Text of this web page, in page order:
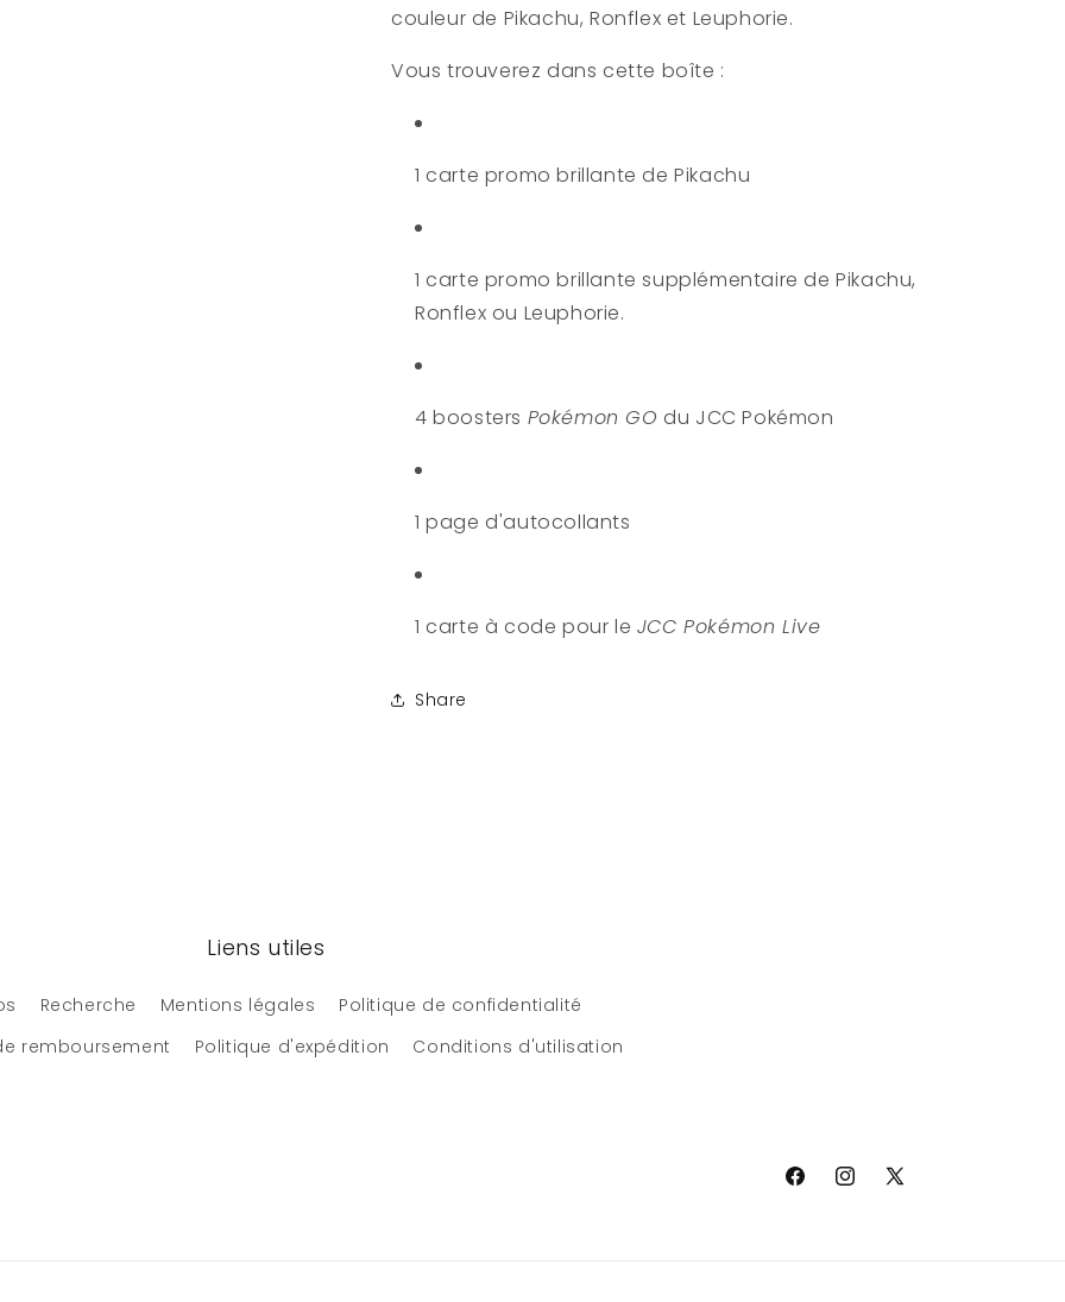
couleur de Pikachu, Ronflex et Leuphorie.
Vous trouverez dans cette boîte :
1 carte promo brillante de Pikachu
1 carte promo brillante supplémentaire de Pikachu,
Ronflex ou Leuphorie.
4 boosters Pokémon GO du JCC Pokémon
1 page d'autocollants
1 carte à code pour le JCC Pokémon Live
Share
Liens utiles
Recherche Mentions légales
Politique de confidentialité
remboursement
Politique d'expédition Conditions d'utilisation
FacebookInstagram
X